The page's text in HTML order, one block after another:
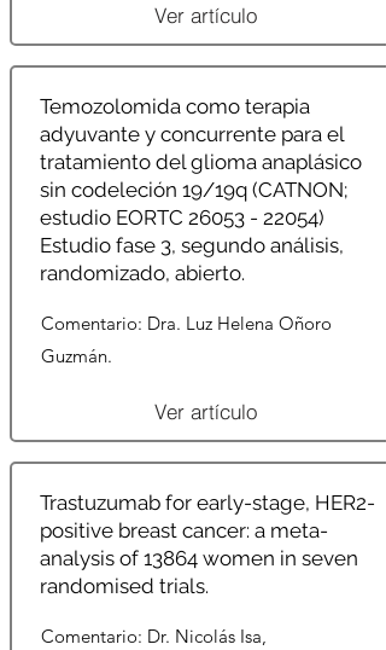
Ver artículo
Temozolomida como terapia
adyuvante y concurrente para el
tratamiento del glioma anaplásico
sin codeleción 19/19q (CATNON;
estudio EORTC 26053 - 22054)
Estudio fase 3, segundo análisis,
randomizado, abierto.
Comentario: Dra. Luz Helena Oñoro
Guzmán.
Ver artículo
Trastuzumab for early-stage, HER2-
positive breast cancer: a meta-
analysis of 13864 women in seven
randomised trials.
Comentario: Dr. Nicolás Isa,